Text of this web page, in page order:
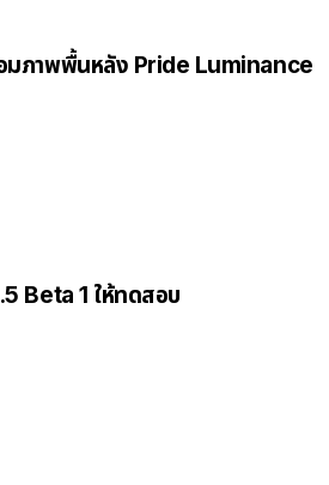
มภาพพื้นหลัง Pride Luminance
Beta 1 ให้ทดสอบ